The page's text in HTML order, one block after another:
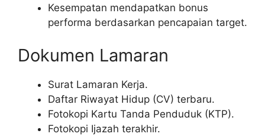
Kesempatan mendapatkan bonus
performa berdasarkan pencapaian target.
Dokumen Lamaran
Surat Lamaran Kerja.
Daftar Riwayat Hidup (CV) terbaru.
Fotokopi Kartu Tanda Penduduk (KTP).
Fotokopi Ijazah terakhir.